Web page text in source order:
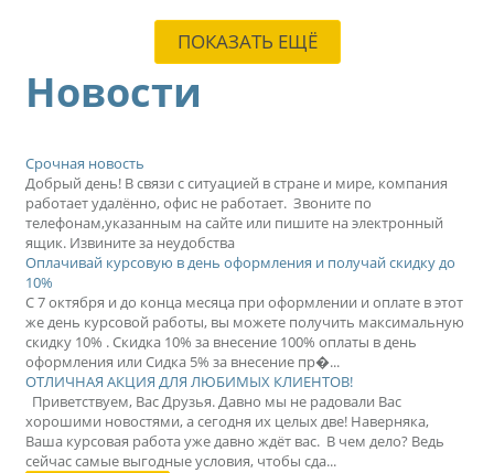
ПОКАЗАТЬ ЕЩЁ
Новости
Срочная новость
Добрый день! В связи с ситуацией в стране и мире, компания
работает удалённо, офис не работает. Звоните по
телефонам,указанным на сайте или пишите на электронный
ящик. Извините за неудобства
Оплачивай курсовую в день оформления и получай скидку до
10%
С 7 октября и до конца месяца при оформлении и оплате в этот
же день курсовой работы, вы можете получить максимальную
скидку 10% . Скидка 10% за внесение 100% оплаты в день
оформления или Сидка 5% за внесение пр�...
ОТЛИЧНАЯ АКЦИЯ ДЛЯ ЛЮБИМЫХ КЛИЕНТОВ!
Приветствуем, Вас Друзья. Давно мы не радовали Вас
хорошими новостями, а сегодня их целых две! Наверняка,
Ваша курсовая работа уже давно ждёт вас. В чем дело? Ведь
сейчас самые выгодные условия, чтобы сда...